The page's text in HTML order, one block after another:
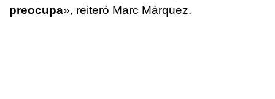
preocupa», reiteró Marc Márquez.